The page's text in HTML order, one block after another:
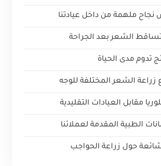
ملهمة من داخل عيادتنا
الشعر بعد الجراحة
تدوم مدى الحياة
زراعة الشعر المختلفة للوجه
مقابل العيادات التقليدية
الطبية المقدمة لعملائنا
حول زراعة الحواجب